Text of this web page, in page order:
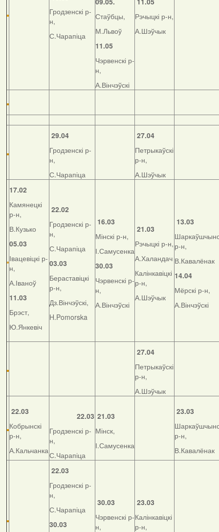
Гродзенскі р-
н,
С.Чарапіца
Стаўбцы,
М.Львоў
11.05
Чэрвенскі р-
н,
А.Вінчэўскі
Рэчыцкі р-н,
А.Шэўчык
29.04
Гродзенскі р-
н,
С.Чарапіца
27.04
Петрыкаўскі
р-н,
А.Шэўчык
17.02
Камянецкі
р-н,
В.Кузько
05.03
Івацевіцкі р-
н,
А.Іваноў
11.03
Брэст,
Ю.Янкевіч
22.02
Гродзенскі р-
н,
С.Чарапіца
03.03
Бераставіцкі
р-н,
Дз.Вінчэўскі,
H.Pomorska
16.03
Мінскі р-н,
І.Самусенка
30.03
Чэрвенскі р-
н,
А.Вінчэўскі
21.03
Рэчыцкі р-н,
А.Халандач
Калінкавіцкі
р-н,
А.Шэўчык
13.03
р-н,
В.Кавалёнак
14.04
Мёрскі р-н,
А.Вінчэўскі
27.04
Петрыкаўскі
р-н,
А.Шэўчык
22.03
Кобрынскі
р-н,
А.Кальчанка
22.03
Гродзенскі р-
н,
С.Чарапіца
21.03
Мінск,
І.Самусенка
23.03
р-н,
В.Кавалёнак
22.03
Гродзенскі р-
н,
С.Чарапіца
30.03
30.03
Чэрвенскі р-
н,
23.03
Калінкавіцкі
р-н,